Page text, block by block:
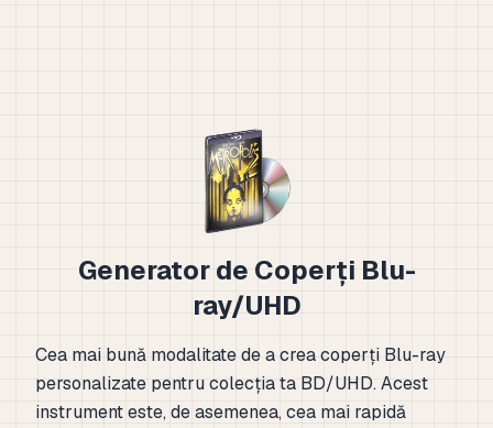
Generator de Coperți Blu-
ray/UHD
Cea mai bună modalitate de a crea coperți Blu-ray
personalizate pentru colecția ta BD/UHD. Acest
instrument este, de asemenea, cea mai rapidă